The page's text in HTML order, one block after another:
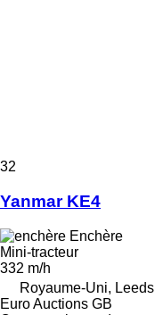
32
Yanmar KE4
Enchère
Mini-tracteur
332 m/h
Royaume-Uni, Leeds
Euro Auctions GB